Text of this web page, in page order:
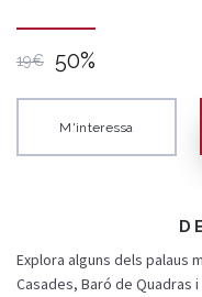
19€ 50%
M'interessa
Explora alguns dels palaus
Casades, Baró de Quadras